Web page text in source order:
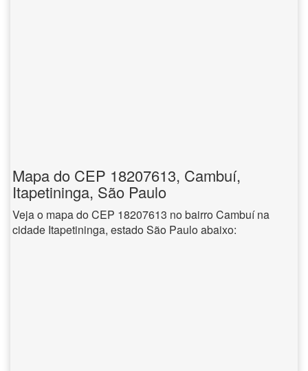
Mapa do CEP 18207613, Cambuí,
Itapetininga, São Paulo
Veja o mapa do CEP 18207613 no bairro Cambuí na
cidade Itapetininga, estado São Paulo abaixo: